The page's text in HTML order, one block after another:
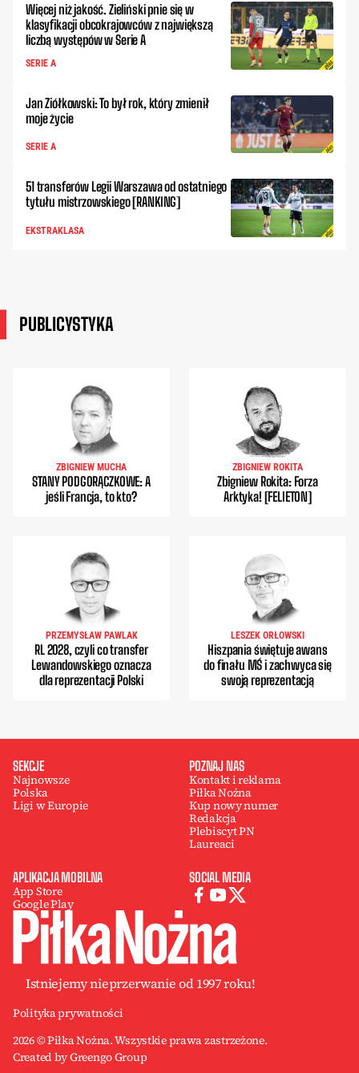
Więcej niż jakość. Zieliński pnie się w
klasyfikacji obcokrajowców z największą
liczbą występów w Serie A
SERIE A
Jan Ziółkowski: To był rok, który zmienił
moje życie
SERIE A
51 transferów Legii Warszawa od ostatniego
tytułu mistrzowskiego [RANKING]
EKSTRAKLASA
PUBLICYSTYKA
ZBIGNIEW MUCHA
STANY PODGORĄCZKOWE: A
jeśli Francja, to kto?
ZBIGNIEW ROKITA
Zbigniew Rokita: Forza
Arktyka! [FELIETON]
PRZEMYSŁAW PAWLAK
RL 2028, czyli co transfer
Lewandowskiego oznacza
dla reprezentacji Polski
LESZEK ORŁOWSKI
Hiszpania świętuje awans
do finału MŚ i zachwyca się
swoją reprezentacją
SEKCJE
Najnowsze
Polska
Ligi w Europie
POZNAJ NAS
Kontakt i reklama
Piłka Nożna
Kup nowy numer
Redakcja
Plebiscyt PN
Laureaci
APLIKACJA MOBILNA
App Store
Google Play
SOCIAL MEDIA
Istniejemy nieprzerwanie od 1997 roku!
Polityka prywatności
2026 © Piłka Nożna. Wszystkie prawa zastrzeżone.
Created by Greengo Group